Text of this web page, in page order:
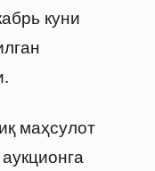
куни
маҳсулот